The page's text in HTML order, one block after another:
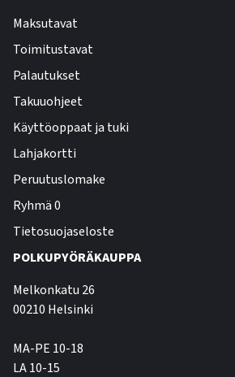
Maksutavat
Toimitustavat
Palautukset
Takuuohjeet
Käyttöoppaat ja tuki
Lahjakortti
Peruutuslomake
Ryhmä 0
Tietosuojaseloste
POLKUPYÖRÄKAUPPA
Melkonkatu 26
00210 Helsinki
MA-PE 10-18
LA 10-15